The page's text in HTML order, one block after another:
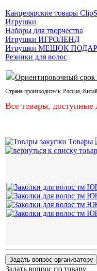
Канцелярские товары
Игрушки
Наборы для творчества
Игрушки ИГРОЛЕНД
Игрушки МЕШОК
Резинки для волос
Ориентировочный срок
Страна-производитель: Россия, Китай
Все товары, доступные
Товары
Задать вопрос организатору
Задать вопрос по товару